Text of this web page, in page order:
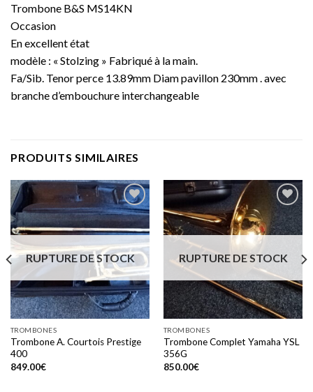
Trombone B&S MS14KN
Occasion
En excellent état
modèle : « Stolzing » Fabriqué à la main.
Fa/Sib. Tenor perce 13.89mm Diam pavillon 230mm . avec
branche d’embouchure interchangeable
PRODUITS SIMILAIRES
wishlist
RUPTURE DE STOCK
TROMBONES
Trombone A. Courtois Prestige
400
849.00€
RUPTURE DE STOCK
TROMBONES
Trombone Complet Yamaha YSL
356G
850.00€